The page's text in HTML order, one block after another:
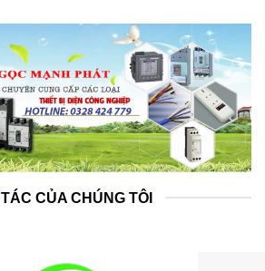
CỦA CHÚNG TÔI